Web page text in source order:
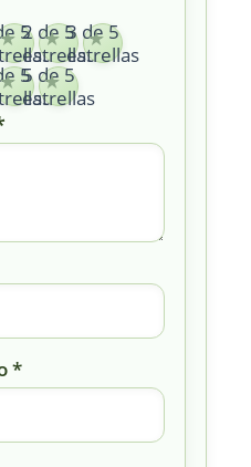
5
2 de 5
estrellas
3 de 5
estrellas
5
5 de 5
estrellas
*